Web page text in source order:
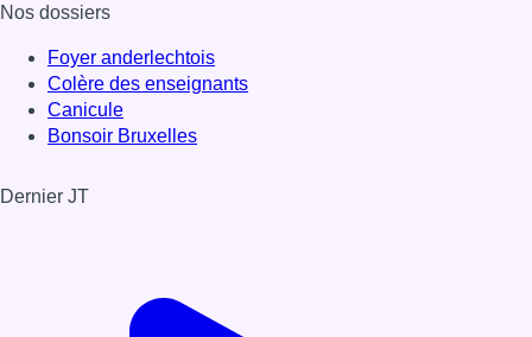
Nos dossiers
Foyer anderlechtois
Colère des enseignants
Canicule
Bonsoir Bruxelles
Dernier JT